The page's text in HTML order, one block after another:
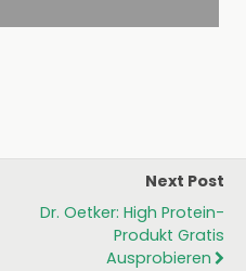
Next Post
Dr. Oetker: High Protein-
Produkt Gratis
Ausprobieren